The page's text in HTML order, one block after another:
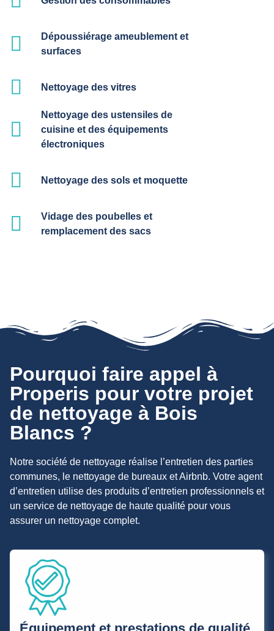
Dépoussiérage ameublement et
surfaces
Nettoyage des vitres
Nettoyage des ustensiles de
cuisine et des équipements
électroniques
Nettoyage des sols et moquette
Vidage des poubelles et
remplacement des sacs
Pourquoi faire appel à
Properis pour votre projet
de nettoyage à Bois
Blancs ?
Notre société de nettoyage réalise l’entretien des parties
communes, le nettoyage de bureaux et Airbnb. Votre agent
d’entretien utilise des produits d’entretien professionnels et
un service de nettoyage de haute qualité pour vous
assurer un nettoyage complet.